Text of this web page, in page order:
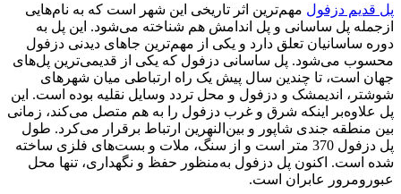
پل قدیم دزفول مهم‌ترین اثر تاریخی این شهر است که به نام‌هایی
ازجمله پل ساسانی و پل اندامش هم شناخته می‌شود. این پل به
دوره ساسانیان تعلق دارد و یکی از مهم‌ترین جاهای دیدنی دزفول
محسوب می‌شود. پل ساسانی دزفول که یکی از قدیمی‌ترین پل‌های
جهان است، تا چندین سال پیش یک راه ارتباطی میان شهرهای
شوشتر، اندیمشک و دزفول و محل تردد وسایل نقلیه بوده است. این
پل علاوه‌بر اینکه شرق و غرب دزفول را به هم متصل می‌کند، زمانی
بین منطقه جندی شاپور و بین‌النهرین ارتباط برقرار می‌کرد. طول
پل دزفول 370 متر است و از سنگ، ملات و بست‌های فلزی ساخته
شده است. اکنون پل دزفول به‌منظور حفظ و نگهداری، تنها محل
عبورومرور عابران است.